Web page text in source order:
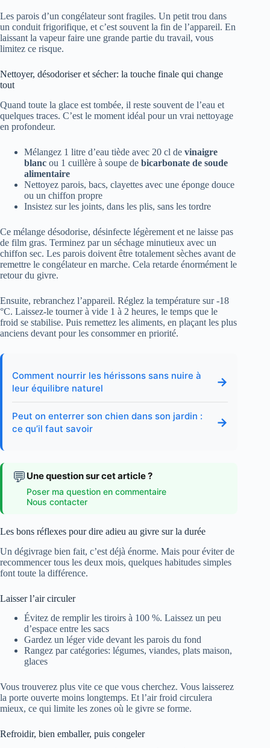
Les parois d’un congélateur sont fragiles. Un petit trou dans
un conduit frigorifique, et c’est souvent la fin de l’appareil. En
laissant la vapeur faire une grande partie du travail, vous
limitez ce risque.
Nettoyer, désodoriser et sécher: la touche finale qui change
tout
Quand toute la glace est tombée, il reste souvent de l’eau et
quelques traces. C’est le moment idéal pour un vrai nettoyage
en profondeur.
Mélangez 1 litre d’eau tiède avec 20 cl de vinaigre
blanc ou 1 cuillère à soupe de bicarbonate de soude
alimentaire
Nettoyez parois, bacs, clayettes avec une éponge douce
ou un chiffon propre
Insistez sur les joints, dans les plis, sans les tordre
Ce mélange désodorise, désinfecte légèrement et ne laisse pas
de film gras. Terminez par un séchage minutieux avec un
chiffon sec. Les parois doivent être totalement sèches avant de
remettre le congélateur en marche. Cela retarde énormément le
retour du givre.
Ensuite, rebranchez l’appareil. Réglez la température sur -18
°C. Laissez-le tourner à vide 1 à 2 heures, le temps que le
froid se stabilise. Puis remettez les aliments, en plaçant les plus
anciens devant pour les consommer en priorité.
Comment nourrir les hérissons sans nuire à
leur équilibre naturel
→
Peut on enterrer son chien dans son jardin :
ce qu’il faut savoir
→
💬 Une question sur cet article ?
Poser ma question en commentaire
Nous contacter
Les bons réflexes pour dire adieu au givre sur la durée
Un dégivrage bien fait, c’est déjà énorme. Mais pour éviter de
recommencer tous les deux mois, quelques habitudes simples
font toute la différence.
Laisser l’air circuler
Évitez de remplir les tiroirs à 100 %. Laissez un peu
d’espace entre les sacs
Gardez un léger vide devant les parois du fond
Rangez par catégories: légumes, viandes, plats maison,
glaces
Vous trouverez plus vite ce que vous cherchez. Vous laisserez
la porte ouverte moins longtemps. Et l’air froid circulera
mieux, ce qui limite les zones où le givre se forme.
Refroidir, bien emballer, puis congeler